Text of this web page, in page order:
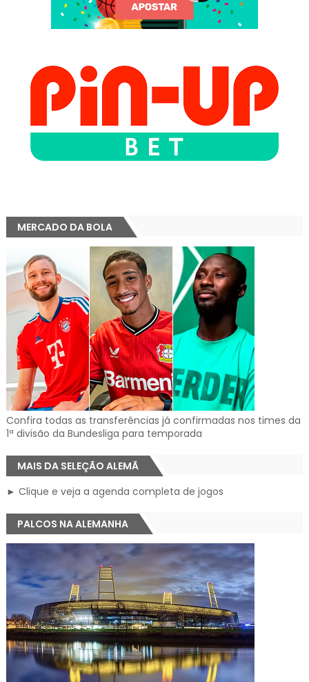
MERCADO DA BOLA
Confira todas as transferências já confirmadas nos times da
1ª divisão da Bundesliga para temporada
MAIS DA SELEÇÃO ALEMÃ
► Clique e veja a agenda completa de jogos
PALCOS NA ALEMANHA